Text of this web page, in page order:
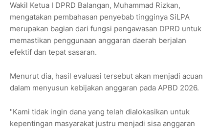
Wakil Ketua I DPRD Balangan, Muhammad Rizkan,
mengatakan pembahasan penyebab tingginya SiLPA
merupakan bagian dari fungsi pengawasan DPRD untuk
memastikan penggunaan anggaran daerah berjalan
efektif dan tepat sasaran.
Menurut dia, hasil evaluasi tersebut akan menjadi acuan
dalam menyusun kebijakan anggaran pada APBD 2026.
"Kami tidak ingin dana yang telah dialokasikan untuk
kepentingan masyarakat justru menjadi sisa anggaran